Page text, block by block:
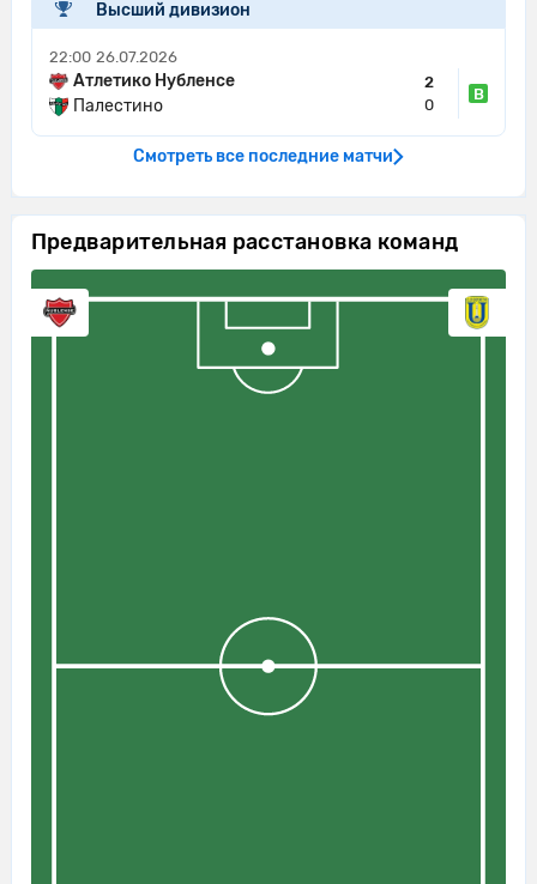
Высший дивизион
22:00 26.07.2026
Атлетико Нубленсе
Палестино
2
0
В
Смотреть все последние матчи
Предварительная расстановка команд